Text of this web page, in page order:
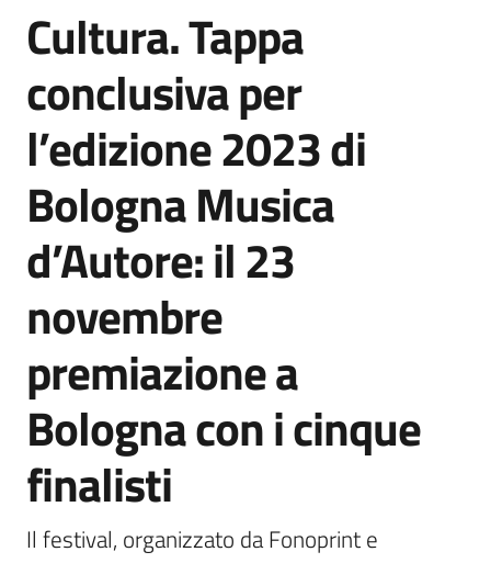
comunicato
Risorse
Agenzia
informazione
comunicazione
Seguici
su
Salta al contenuto
Cultura. Tappa
conclusiva per
l’edizione 2023 di
Bologna Musica
d’Autore: il 23
novembre
premiazione a
Bologna con i cinque
finalisti
Il festival, organizzato da Fonoprint e